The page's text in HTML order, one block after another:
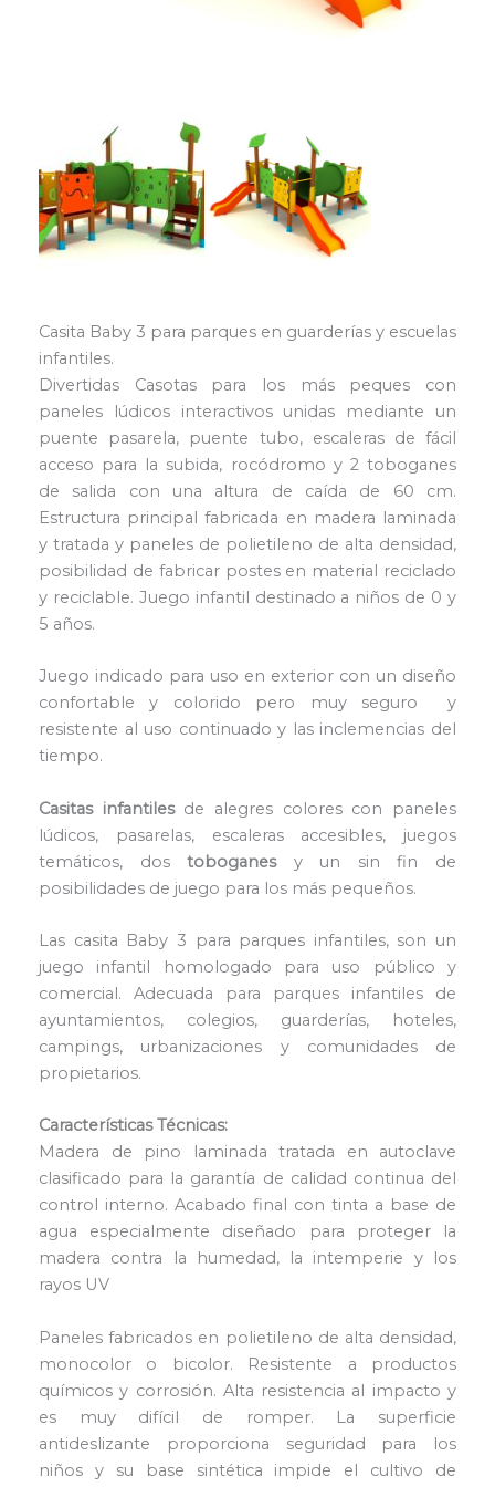
Casita Baby 3 para parques en guarderías y escuelas
infantiles.
Divertidas Casotas para los más peques con
paneles lúdicos interactivos unidas mediante un
puente pasarela, puente tubo, escaleras de fácil
acceso para la subida, rocódromo y 2 toboganes
de salida con una altura de caída de 60 cm.
Estructura principal fabricada en madera laminada
y tratada y paneles de polietileno de alta densidad,
posibilidad de fabricar postes en material reciclado
y reciclable. Juego infantil destinado a niños de 0 y
5 años.
Juego indicado para uso en exterior con un diseño
confortable y colorido pero muy seguro y
resistente al uso continuado y las inclemencias del
tiempo.
Casitas infantilesde alegres colores con paneles
lúdicos, pasarelas, escaleras accesibles, juegos
temáticos, dostoboganesy un sin fin de
posibilidades de juego para los más pequeños.
Las casita Baby 3 para parques infantiles, son un
juego infantil homologado para uso público y
comercial. Adecuada para parques infantiles de
ayuntamientos, colegios, guarderías, hoteles,
campings, urbanizaciones y comunidades de
propietarios.
Características Técnicas:
Madera de pino laminada tratada en autoclave
clasificado para la garantía de calidad continua del
control interno. Acabado final con tinta a base de
agua especialmente diseñado para proteger la
madera contra la humedad, la intemperie y los
rayos UV
Paneles fabricados en polietileno de alta densidad,
monocolor o bicolor. Resistente a productos
químicos y corrosión. Alta resistencia al impacto y
es muy difícil de romper. La superficie
antideslizante proporciona seguridad para los
niños y su base sintética impide el cultivo de